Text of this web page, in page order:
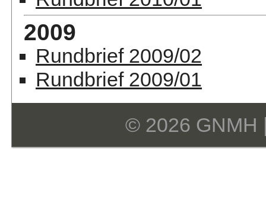
2009
Rundbrief 2009/02
Rundbrief 2009/01
© 2026